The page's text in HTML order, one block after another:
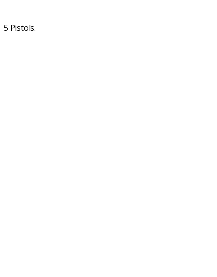
5 Pistols.